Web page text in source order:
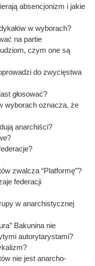
absencjonizm i jakie
w wyborach?
na partie
czym one są
do zwycięstwa
głosować?
wyborach oznacza, że
anarchiści?
zwalcza “Platformę”?
federacji
w anarchistycznej
Bakunina nie
autorytarystami?
nie jest anarcho-